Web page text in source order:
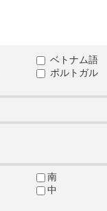
ベトナム語
ポルトガル
南
中